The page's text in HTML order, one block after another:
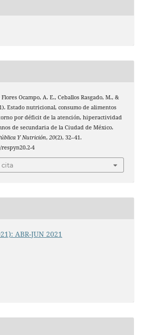
Ocampo, A. E., Ceballos Rasgado, M., &
Estado nutricional, consumo de alimentos
por déficit de la atención, hiperactividad
de secundaria de la Ciudad de México.
Y Nutrición, 20(2), 32–41.
4
cita
ABR-JUN 2021